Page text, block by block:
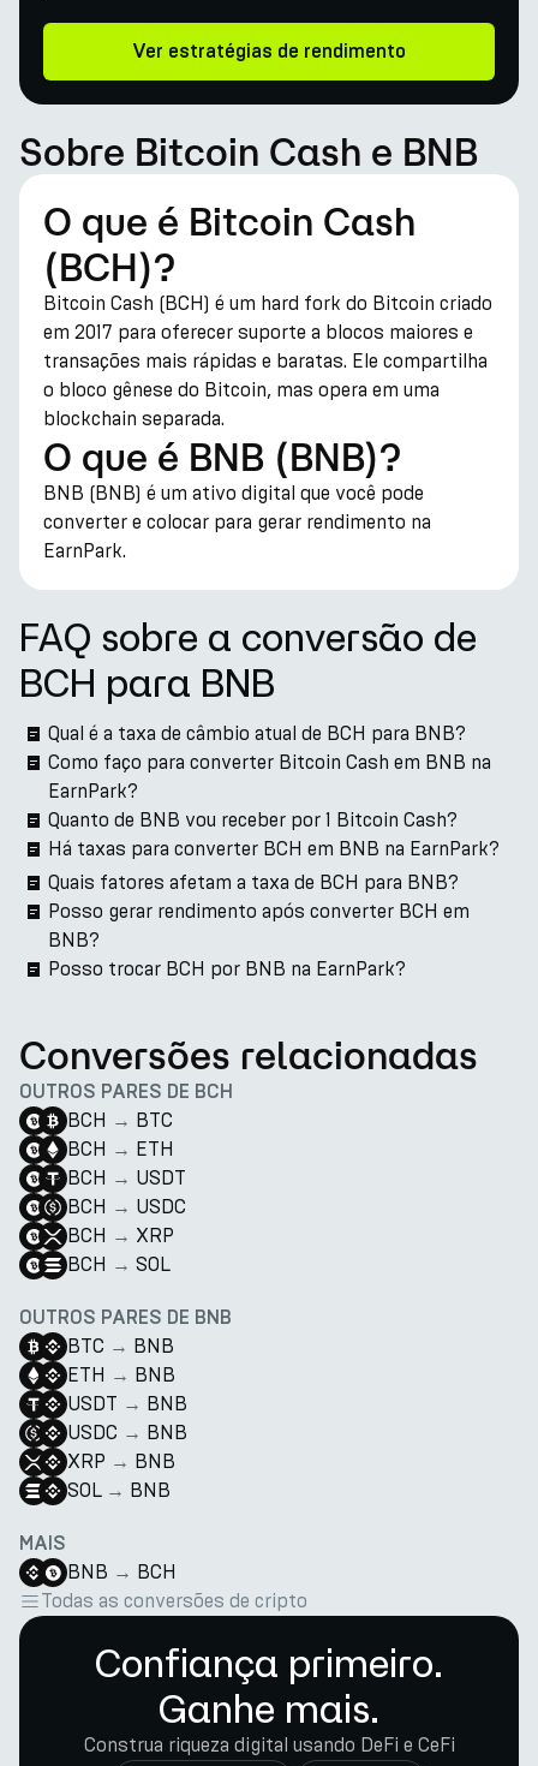
Ver estratégias de rendimento
Sobre Bitcoin Cash e BNB
O que é Bitcoin Cash
(BCH)?
Bitcoin Cash (BCH) é um hard fork do Bitcoin criado
em 2017 para oferecer suporte a blocos maiores e
transações mais rápidas e baratas. Ele compartilha
o bloco gênese do Bitcoin, mas opera em uma
blockchain separada.
O que é BNB (BNB)?
BNB (BNB) é um ativo digital que você pode
converter e colocar para gerar rendimento na
EarnPark.
FAQ sobre a conversão de
BCH para BNB
Qual é a taxa de câmbio atual de BCH para BNB?
Como faço para converter Bitcoin Cash em BNB na
EarnPark?
Quanto de BNB vou receber por 1 Bitcoin Cash?
Há taxas para converter BCH em BNB na EarnPark?
Quais fatores afetam a taxa de BCH para BNB?
Posso gerar rendimento após converter BCH em
BNB?
Posso trocar BCH por BNB na EarnPark?
Conversões relacionadas
OUTROS PARES DE BCH
BCH → BTC
BCH → ETH
BCH → USDT
BCH → USDC
BCH → XRP
BCH → SOL
OUTROS PARES DE BNB
BTC → BNB
ETH → BNB
USDT → BNB
USDC → BNB
XRP → BNB
SOL → BNB
MAIS
BNB → BCH
Todas as conversões de cripto
Confiança primeiro.
Ganhe mais.
Construa riqueza digital usando DeFi e CeFi